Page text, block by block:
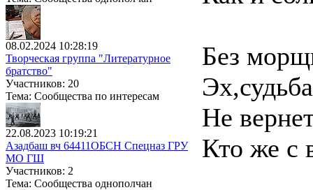
08.02.2024 10:28:19
Творческая группа "Литературное
братство"
Участников: 20
Тема: Сообщества по интересам
22.08.2023 10:19:21
Азадбаш вч 64411ОБСН Спецназ ГРУ
МО ГШ
Участников: 2
Тема: Сообщества однополчан
Без
Не
Кто же с